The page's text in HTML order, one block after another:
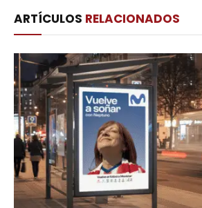
ARTÍCULOS RELACIONADOS